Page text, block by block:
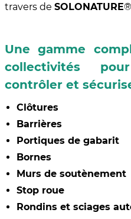
travers de SOLONATURE®
Une gamme
collectivités
contrôler et
Clôtures
Barrières
Portiques de gabarit
Bornes
Murs de soutènement
Stop roue
Rondins et sciages